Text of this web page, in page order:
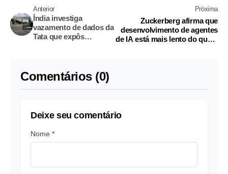
Anterior
Índia investiga
vazamento de dados da
Tata que expôs
Próxima
Zuckerberg afirma que
desenvolvimento de agentes
de IA está mais lento do que o
Comentários (0)
Deixe seu comentário
Nome *